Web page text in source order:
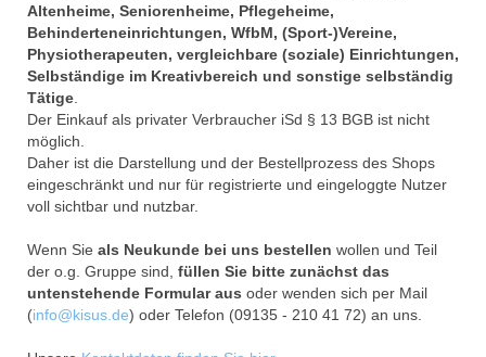
Altenheime, Seniorenheime, Pflegeheime,
Behinderteneinrichtungen, WfbM, (Sport-)Vereine,
Physiotherapeuten, vergleichbare (soziale) Einrichtungen,
Selbständige im Kreativbereich und sonstige selbständig
Tätige
Der Einkauf als privater Verbraucher iSd § 13 BGB ist nicht
möglich.
Daher ist die Darstellung und der Bestellprozess des Shops
eingeschränkt und nur für registrierte und eingeloggte Nutzer
voll sichtbar und nutzbar.
Wenn Sie als Neukunde bei uns bestellen wollen und Teil
der o.g. Gruppe sind, füllen Sie bitte zunächst das
untenstehende Formular aus oder wenden sich per Mail
(info@kisus.de) oder Telefon (09135 - 210 41 72) an uns.